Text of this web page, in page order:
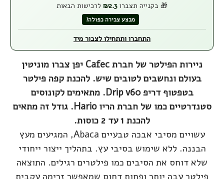
היה:
₪43.00.
הוא:
₪39.00.
🎁 בקנייה תצברו ₪2.3 לרכישות הבאות
מבצע צבירה כפולה!
התחברו ותתחילו לצבור מיד
ניירות הפילטר של חברת Cafec יפן צברו מוניטין
בעולם ונחשבים לטובים שיש. להכנת קפה פילטר
בטפטוף דריפ Drip v60. מתאימים לקונוסים
סטנדרטיים כמו של חברת הריו Hario. גודל זה מתאים
להכנת 1 עד 2 כוסות.
עשויים מסיבי אבכה טבעיים Abaca, המגיעים מעץ
הבננה. ללא שימוש בסיבי עץ. בתהליך ייצור ייחודי
שלא דוחס את הסיבים כמו פילטרים רגילים. התוצאה
פילטר עבה יותר ופחות דחוס שמאפשר זרימה עקבית